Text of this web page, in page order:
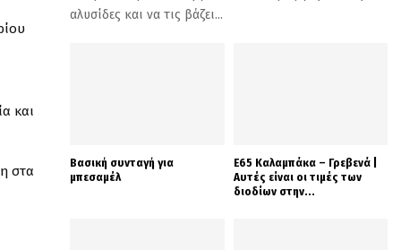
και
στα
αλυσίδες και να τις βάζει...
Βασική συνταγή για
μπεσαμέλ
Ε65 Καλαμπάκα – Γρεβενά |
Αυτές είναι οι τιμές των
διοδίων στην...